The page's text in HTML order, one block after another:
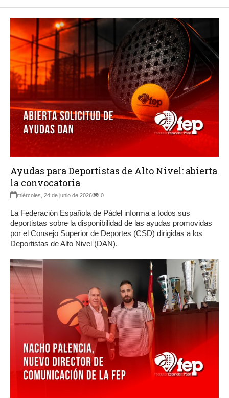
Ayudas para Deportistas de Alto Nivel: abierta
la convocatoria
miércoles, 24 de junio de 2026 0
La Federación Española de Pádel informa a todos sus
deportistas sobre la disponibilidad de las ayudas promovidas
por el Consejo Superior de Deportes (CSD) dirigidas a los
Deportistas de Alto Nivel (DAN).